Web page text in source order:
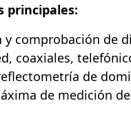
principales:
y comprobación de
coaxiales,
de
de medición